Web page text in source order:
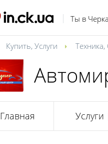
Ты в
Купить, Услуги Техника,
Главная Услуги